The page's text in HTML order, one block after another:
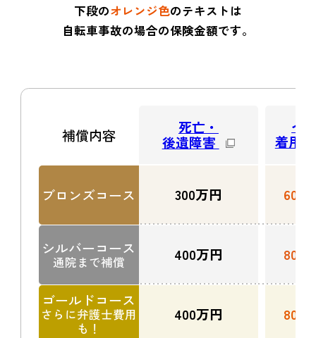
下段のオレンジ色のテキストは
自転車事故の場合の保険金額です。
補償内容
ブロンズコース
シルバーコース
通院まで補償
ゴールドコース
さらに弁護士費用
も！
死亡・
後遺障害
300万円 600
400万円 800
400万円 800
ヘ
着用